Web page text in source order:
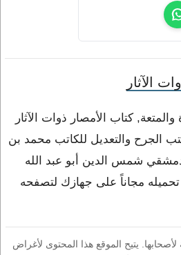
الآثار
كتاب الأمصار ذوات الآثار
الجرح والتعديل للكاتب محمد بن
شمس الدين أبو عبد الله
تحميله مجاناً على جهازك لتصفحه
يتيح الموقع هذا المحتوى لأغراض